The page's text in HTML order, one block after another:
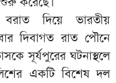
দিয়ে ভারতীয়
দিবাগত রাত পৌনে
সূর্যপুরের ঘটনাস্থলে
একটি বিশেষ দল